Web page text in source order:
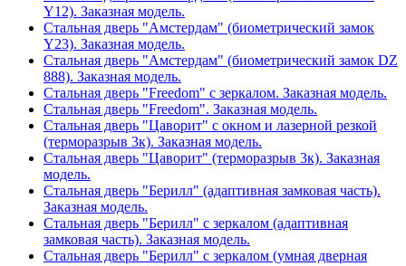
Y12). Заказная модель.
Стальная дверь "Амстердам" (биометрический замок
Y23). Заказная модель.
Стальная дверь "Амстердам" (биометрический замок DZ
888). Заказная модель.
Стальная дверь "Freedom" с зеркалом. Заказная модель.
Стальная дверь "Freedom". Заказная модель.
Стальная дверь "Цаворит" с окном и лазерной резкой
(терморазрыв 3к). Заказная модель.
Стальная дверь "Цаворит" (терморазрыв 3к). Заказная
модель.
Стальная дверь "Берилл" (адаптивная замковая часть).
Заказная модель.
Стальная дверь "Берилл" с зеркалом (адаптивная
замковая часть). Заказная модель.
Стальная дверь "Берилл" с зеркалом (умная дверная